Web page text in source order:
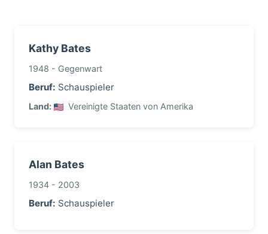
Kathy Bates
1948 - Gegenwart
Beruf: Schauspieler
Land: Vereinigte Staaten von Amerika
Alan Bates
1934 - 2003
Beruf: Schauspieler